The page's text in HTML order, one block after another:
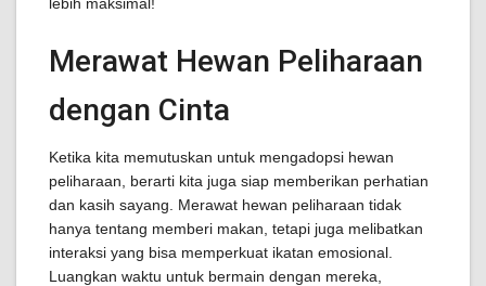
Merawat Hewan Peliharaan
dengan Cinta
Ketika kita memutuskan untuk mengadopsi hewan
peliharaan, berarti kita juga siap memberikan perhatian
dan kasih sayang. Merawat hewan peliharaan tidak
hanya tentang memberi makan, tetapi juga melibatkan
interaksi yang bisa memperkuat ikatan emosional.
Luangkan waktu untuk bermain dengan mereka,